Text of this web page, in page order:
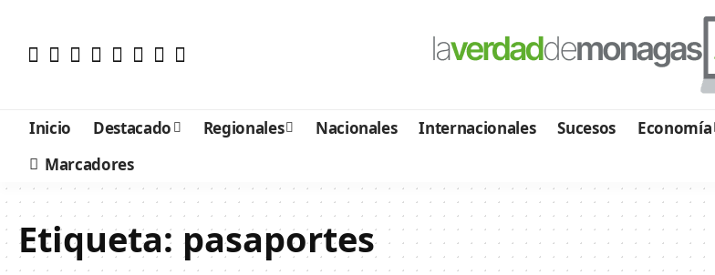
Inicio Destacado Regionales Nacionales Internacionales Sucesos Economía
Marcadores
Etiqueta: pasaportes